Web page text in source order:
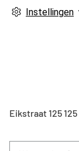
Instellingen
Eikstraat 125125